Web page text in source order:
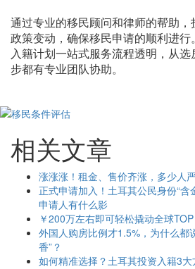
通过专业的移民顾问和律师的帮助
政策变动，确保移民申请的顺利进
入籍计划一站式服务流程透明，从
步都有专业团队协助。
相关文章
涨涨涨！租金、售价齐涨，多少人
正式申请加入！土耳其公民身份“含
申请人有什么影
￥200万左右即可轻松撬动全球
外国人购房比例才1.5%，为什么都
香”？
如何精准选择？土耳其投资入籍3大